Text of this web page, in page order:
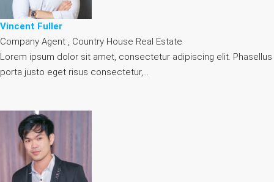
Vincent Fuller
Company Agent , Country House Real Estate
Lorem ipsum dolor sit amet, consectetur adipiscing elit. Phasellus
porta justo eget risus consectetur,…